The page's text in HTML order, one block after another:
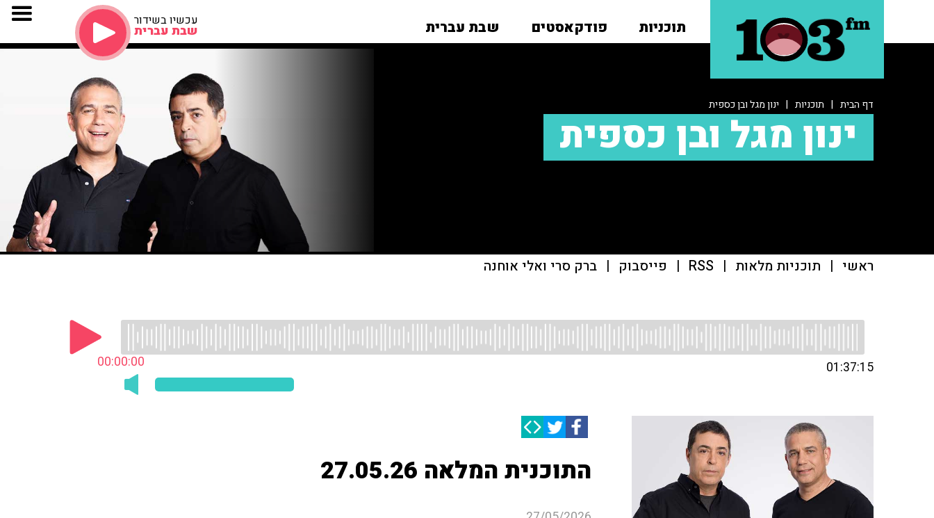
תוכניות פודקאסטים שבת עברית עכשיו בשידור
שבת עברית
דף הבית | תוכניות | ינון מגל ובן כספית
ינון מגל ובן כספית
ראשי | תוכניות מלאות |
RSS
| פייסבוק | ברק סרי ואלי אוחנה
00:00:00 01:37:15
התוכנית המלאה 27.05.26